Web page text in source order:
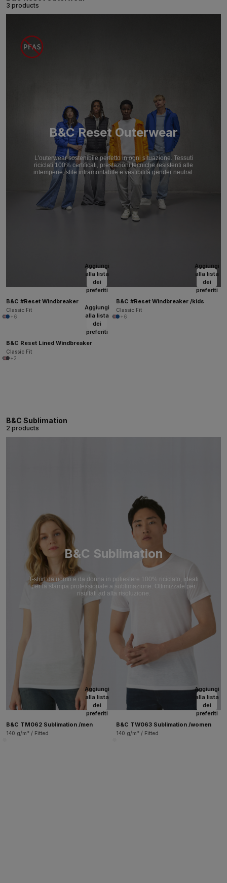
3 products
B&C Reset Outerwear
L'outerwear sostenibile perfetto in ogni situazione. Tessuti
riciclati 100% certificati, prestazioni tecniche resistenti alle
intemperie, stile intramontabile e vestibilità gender neutral.
Aggiungi
alla lista
dei
preferiti
B&C #Reset Windbreaker
Classic Fit
+6
Aggiungi
alla lista
dei
preferiti
B&C #Reset Windbreaker /kids
Classic Fit
+6
Aggiungi
alla lista
dei
preferiti
B&C Reset Lined Windbreaker
Classic Fit
+2
B&C Sublimation
2 products
B&C Sublimation
T-shirt da uomo e da donna in poliestere 100% riciclato, ideali
per la stampa professionale a sublimazione. Ottimizzate per
risultati ad alta risoluzione.
Aggiungi
alla lista
dei
preferiti
B&C TM062 Sublimation /men
140 g/m² / Fitted
Aggiungi
alla lista
dei
preferiti
B&C TW063 Sublimation /women
140 g/m² / Fitted